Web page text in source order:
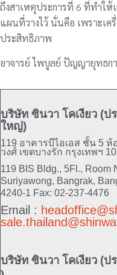
ถึงสาเหตุประการที่ 6 ที่ทำให้
แผนที่วางไว้ นั่นคือ เพราะเค
ประสิทธิภาพ
อาจารย์ ไพบูลย์ ปัญญายุทธก
บริษัท ซินวา โคเงียว (ป
ใหญ่)
119 อาคารบีไอเอส ชั้น 5 ห้
วงศ์ เขตบางรัก กรุงเทพฯ
119 BIS Bldg., 5Fl., Room
Suriyawong, Bangrak,
4240-1 Fax: 02-237-4476
Email :
บริษัท ซินวา โคเงียว (ป